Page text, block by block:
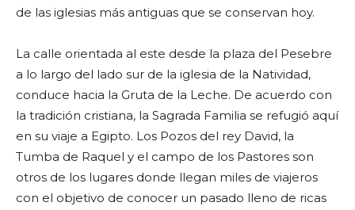
de las iglesias más antiguas que se conservan hoy.
La calle orientada al este desde la plaza del Pesebre
a lo largo del lado sur de la iglesia de la Natividad,
conduce hacia la Gruta de la Leche. De acuerdo con
la tradición cristiana, la Sagrada Familia se refugió aquí
en su viaje a Egipto. Los Pozos del rey David, la
Tumba de Raquel y el campo de los Pastores son
otros de los lugares donde llegan miles de viajeros
con el objetivo de conocer un pasado lleno de ricas